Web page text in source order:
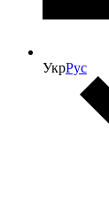
УкрРус